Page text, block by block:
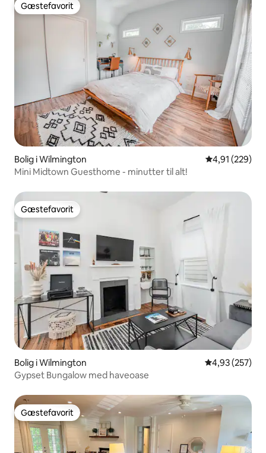
Gæstefavorit
Gæstefavorit
Bolig i Wilmington 4,91 ud af 5 i
4,91 (229)
Mini Midtown Guesthome - minutter til alt!
Gæstefavorit
Gæstefavorit
Bolig i Wilmington 4,93 ud af 5 i
4,93 (257)
Gypset Bungalow med haveoase
Gæstefavorit
Gæstefavorit